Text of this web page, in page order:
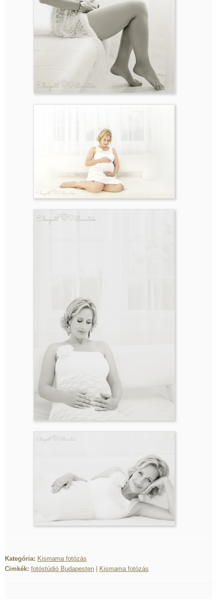
Kategória: Kismama fotózás
Cimkék: fotóstúdió Budapesten Kismama fotózás